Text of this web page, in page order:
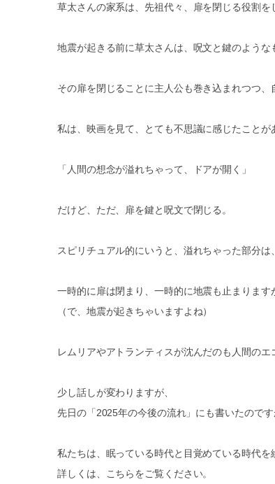
草太さんの家系は、先祖代々、扉を閉じる役割
地震が起きる前に草太さんは、呪文と鍵のような
その扉を閉じることに主人公も巻き込まれつつ
私は、映画を見て、とても不思議に感じたことが
「人間の想念が溢れちゃって、ドアが開く」
だけど、ただ、扉を鍵と呪文で閉じる。
スピリチュアル的にいうと、溢れちゃった部分
一時的に扉は閉まり、一時的に地震も止まります
（で、地震が起きちゃいますよね）
レムリアやアトランティスが沈んだのも人間の
少し話しが変わりますが、
先日の「2025年の今後の流れ」にも書いたのです
私たちは、眠っている時代と目覚めている時代を
詳しくは、こちらをご覧ください。